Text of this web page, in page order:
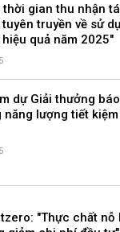
thời gian thu nhận
truyền về sử
hiệu quả năm 2025"
dự Giải thưởng
năng lượng tiết
"Thực chất